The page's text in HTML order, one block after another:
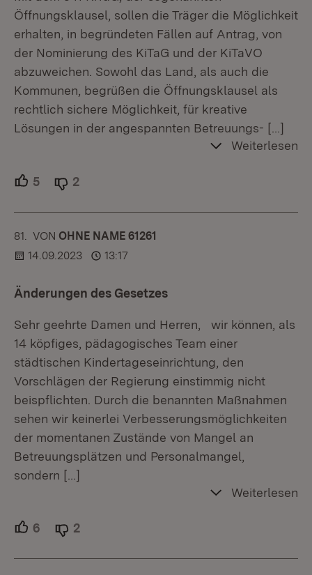
Öffnungsklausel, sollen die Träger die Möglichkeit
erhalten, in begründeten Fällen auf Antrag, von
der Nominierung des KiTaG und der KiTaVO
abzuweichen. Sowohl das Land, als auch die
Kommunen, begrüßen die Öffnungsklausel als
rechtlich sichere Möglichkeit, für kreative
Lösungen in der angespannten Betreuungs- […]
Weiterlesen
5 Unterstützer.
2
81. KOMMENTAR
VON :OHNE NAME 61261
14.09.2023
13:17
Änderungen des Gesetzes
Sehr geehrte Damen und Herren, wir können, als
14 köpfiges, pädagogisches Team einer
städtischen Kindertageseinrichtung, den
Vorschlägen der Regierung einstimmig nicht
beispflichten. Durch die benannten Maßnahmen
sehen wir keinerlei Verbesserungsmöglichkeiten
der momentanen Zustände von Mangel an
Betreuungsplätzen und Personalmangel,
sondern […]
Weiterlesen
6 Unterstützer.
2